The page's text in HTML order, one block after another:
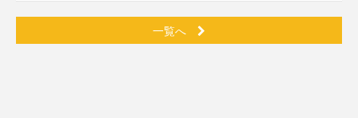
一覧へ